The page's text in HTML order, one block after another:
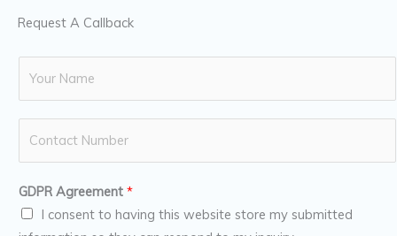
Request A Callback
*
b
e
GDPR Agreement *
I consent to having this website store my submitted